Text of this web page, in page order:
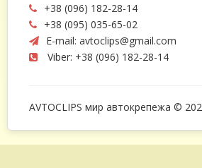
+38 (096) 182-28-14
+38 (095) 035-65-02
E-mail: avtoclips@gmail.com
Viber: +38 (096) 182-28-14
AVTOCLIPS мир автокрепежа ©